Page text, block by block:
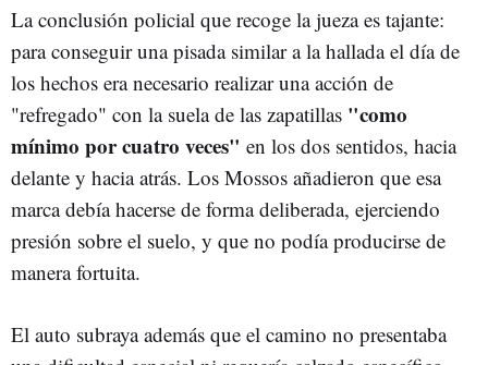
La conclusión policial que recoge la jueza es tajante:
para conseguir una pisada similar a la hallada el día de
los hechos era necesario realizar una acción de
"refregado" con la suela de las zapatillas "como
mínimo por cuatro veces" en los dos sentidos, hacia
delante y hacia atrás. Los Mossos añadieron que esa
marca debía hacerse de forma deliberada, ejerciendo
presión sobre el suelo, y que no podía producirse de
manera fortuita.
El auto subraya además que el camino no presentaba